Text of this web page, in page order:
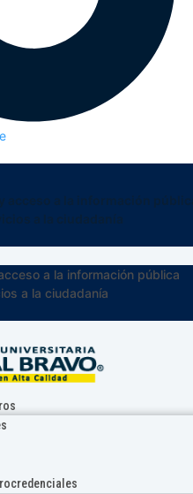
a la información pública
a la ciudadanía